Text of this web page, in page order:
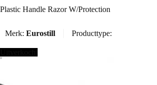
Plastic Handle Razor W/Protection
Merk: Eurostill Producttype: